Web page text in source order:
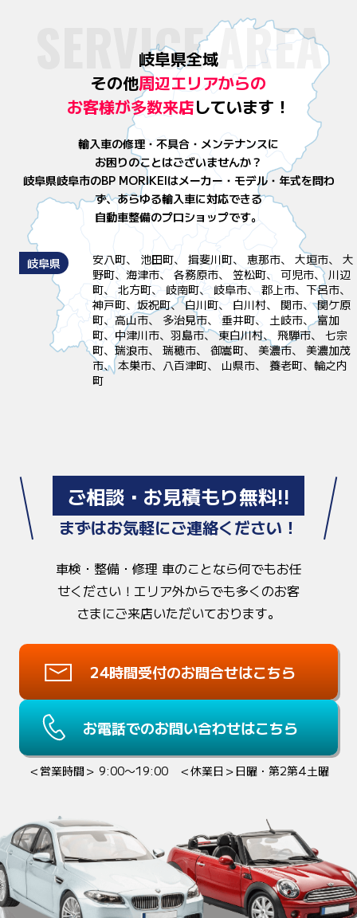
SERVICE AREA
岐阜県全域
その他周辺エリアからの
お客様が多数来店しています！
輸入車の修理・不具合・メンテナンスに
お困りのことはございませんか？
岐阜県岐阜市のBP MORIKEIはメーカー・モデル・年式を問わ
ず、あらゆる輸入車に対応できる
自動車整備のプロショップです。
岐阜県
安八町、 池田町、 揖斐川町、 恵那市、 大垣市、 大
野町、海津市、 各務原市、 笠松町、 可児市、 川辺
町、 北方町、 岐南町、 岐阜市、 郡上市、下呂市、
神戸町、坂祝町、 白川町、 白川村、 関市、 関ケ原
町、高山市、 多治見市、 垂井町、 土岐市、 富加
町、中津川市、羽島市、 東白川村、 飛騨市、 七宗
町、瑞浪市、 瑞穂市、 御嵩町、 美濃市、 美濃加茂
市、 本巣市、八百津町、 山県市、 養老町、輪之内
町
ご相談・お見積もり無料!!
まずはお気軽にご連絡ください！
車検・整備・修理 車のことなら何でもお任
せください！ エリア外からでも多くのお客
さまにご来店いただいております。
24時間受付のお問合せはこちら
お電話でのお問い合わせはこちら
＜営業時間＞ 9:00〜19:00 ＜休業日＞日曜・第2第4土曜